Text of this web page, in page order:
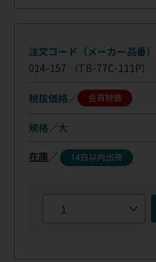
注文コード（メーカー品番）
014-157 （TB-77C-111P）
税抜価格 会員特価
規格／大
在庫 ／ 14日以内出荷